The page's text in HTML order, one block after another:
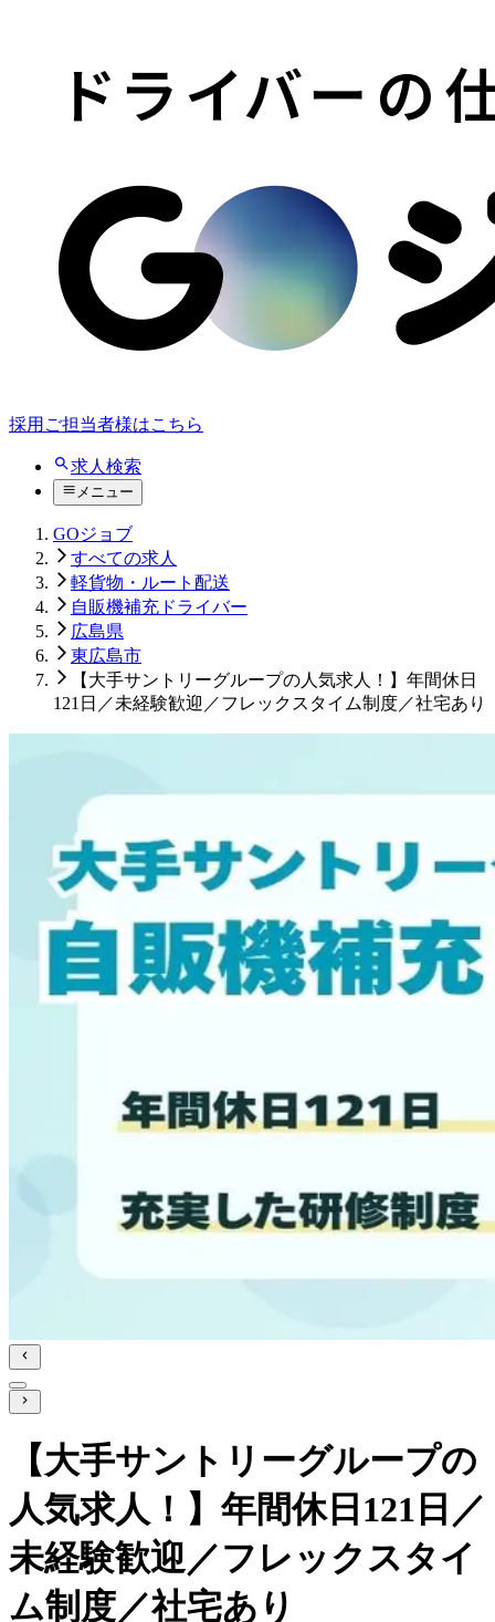
採用ご担当者様はこちら
求人検索
メニュー
GOジョブ
すべての求人
軽貨物・ルート配送
自販機補充ドライバー
広島県
東広島市
【大手サントリーグループの人気求人！】年間休日
121日／未経験歓迎／フレックスタイム制度／社宅あり
【大手サントリーグループの
人気求人！】年間休日121日／
未経験歓迎／フレックスタイ
ム制度／社宅あり